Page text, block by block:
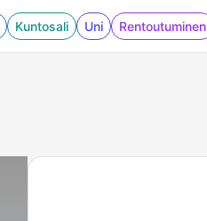
Kuntosali Uni Rentoutuminen